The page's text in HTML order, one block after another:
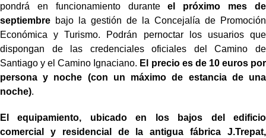
pondrá en funcionamiento duranteel próximo mes de
septiembre bajo la gestión de la Concejalía de Promoción
Económica y Turismo. Podrán pernoctar los usuarios que
dispongan de las credenciales oficiales del Camino de
Santiago y el Camino Ignaciano. El precio es de 10 euros por
persona y noche (con un máximo de estancia de una
noche).
El equipamiento, ubicado en los bajos del edificio
comercial y residencial de la antigua fábrica J.Trepat,